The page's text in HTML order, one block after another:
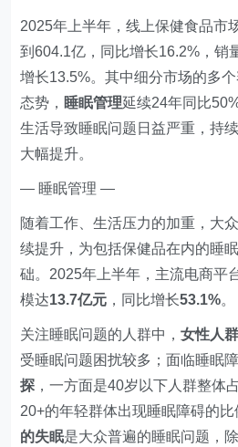
2025年上半年，线上保健食品市
到604.1亿，同比增长16.2%，销
增长13.5%。其中细分市场的多
态势， 睡眠管理延续24年同比
生活导致睡眠问题日益严重，持
大幅提升。
— 睡眠管理 —
随着工作、生活压力的加重，大
续提升，为包括保健品在内的睡
础。2025年上半年，主流电商平
模达13.7亿元 ，同比增长53.1%。
关注睡眠问题的人群中，女性人
受睡眠问题困扰较多；面临睡眠
探 ，一方面是40岁以下人群整体
20+的年轻群体出现睡眠障碍的
的失眠是大众普遍的睡眠问题，